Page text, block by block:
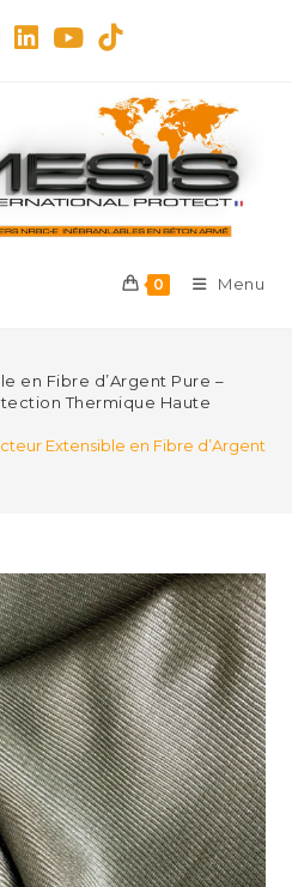
0 Menu
en Fibre d’Argent Pure –
Thermique Haute
Extensible en Fibre d’Argent